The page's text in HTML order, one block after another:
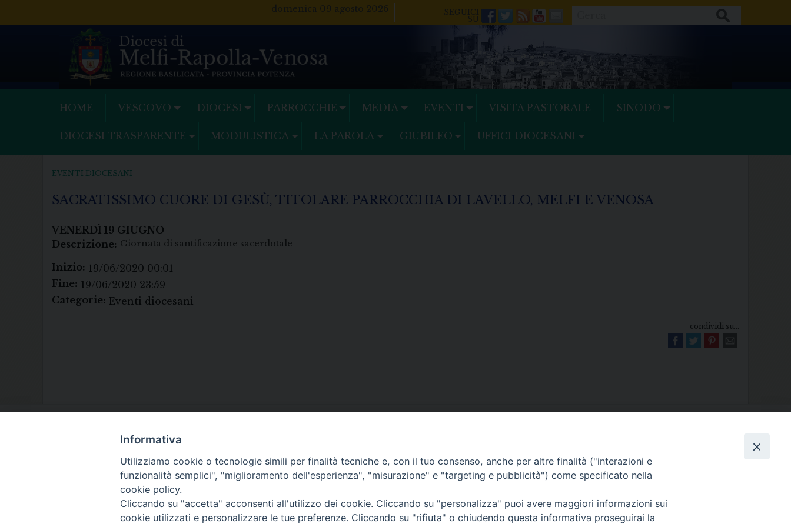
domenica 09 agosto 2026
Facebook
Twitter
FeedsYoutube
Mail
HOME VESCOVO DIOCESI PARROCCHIE MEDIA EVENTI VISITA PASTORALE SINODO
DIOCESI TRASPARENTE MODULISTICA LA PAROLA GIUBILEO UFFICI DIOCESANI
EVENTI DIOCESANI
SACRATISSIMO CUORE DI GESÙ, TITOLARE PARROCCHIA DI LAVELLO, MELFI E VENOSA
VENERDÌ 19 GIUGNO
Descrizione: Giornata di santificazione sacerdotale
Inizio: 19/06/2020 00:01
Fine: 19/06/2020 23:59
Categorie: Eventi diocesani
condividi su...
• Largo Duomo, 12 - 85025 MELFI (PZ) • Tel. 0972238604
PEC ufficiale della Diocesi: diocesi.melfi_rapolla_venosa@legalmail.it
Informativa
Utilizziamo cookie o tecnologie simili per finalità tecniche e, con il tuo consenso, anche per altre finalità ("interazioni e
funzionalità semplici", "miglioramento dell'esperienza", "misurazione" e "targeting e pubblicità") come specificato nella
cookie policy.
Cliccando su "accetta" acconsenti all'utilizzo dei cookie. Cliccando su "personalizza" puoi avere maggiori informazioni sui
cookie utilizzati e personalizzare le tue preferenze. Cliccando su "rifiuta" o chiudendo questa informativa proseguirai la